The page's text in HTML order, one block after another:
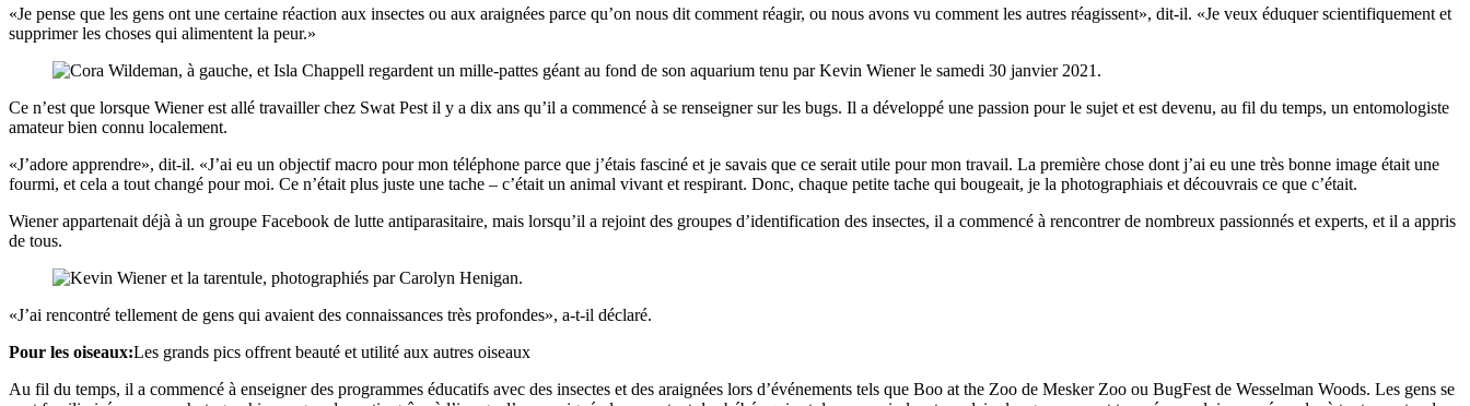
«Je pense que les gens ont une certaine réaction aux insectes ou aux araignées parce qu’on nous dit comment réagir, ou nous avons vu comment les autres réagissent», dit-il. «Je veux éduquer scientifiquement et
supprimer les choses qui alimentent la peur.»
Ce n’est que lorsque Wiener est allé travailler chez Swat Pest il y a dix ans qu’il a commencé à se renseigner sur les bugs. Il a développé une passion pour le sujet et est devenu, au fil du temps, un entomologiste
amateur bien connu localement.
«J’adore apprendre», dit-il. «J’ai eu un objectif macro pour mon téléphone parce que j’étais fasciné et je savais que ce serait utile pour mon travail. La première chose dont j’ai eu une très bonne image était une
fourmi, et cela a tout changé pour moi. Ce n’était plus juste une tache – c’était un animal vivant et respirant. Donc, chaque petite tache qui bougeait, je la photographiais et découvrais ce que c’était.
Wiener appartenait déjà à un groupe Facebook de lutte antiparasitaire, mais lorsqu’il a rejoint des groupes d’identification des insectes, il a commencé à rencontrer de nombreux passionnés et experts, et il a appris
de tous.
«J’ai rencontré tellement de gens qui avaient des connaissances très profondes», a-t-il déclaré.
Pour les oiseaux:Les grands pics offrent beauté et utilité aux autres oiseaux
Au fil du temps, il a commencé à enseigner des programmes éducatifs avec des insectes et des araignées lors d’événements tels que Boo at the Zoo de Mesker Zoo ou BugFest de Wesselman Woods. Les gens se